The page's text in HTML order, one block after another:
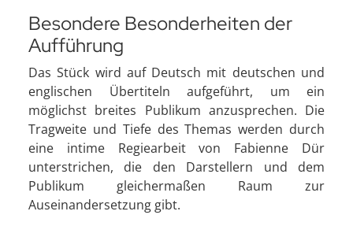
Besondere Besonderheiten der
Aufführung
Das Stück wird auf Deutsch mit deutschen und
englischen Übertiteln aufgeführt, um ein
möglichst breites Publikum anzusprechen. Die
Tragweite und Tiefe des Themas werden durch
eine intime Regiearbeit von Fabienne Dür
unterstrichen, die den Darstellern und dem
Publikum gleichermaßen Raum zur
Auseinandersetzung gibt.